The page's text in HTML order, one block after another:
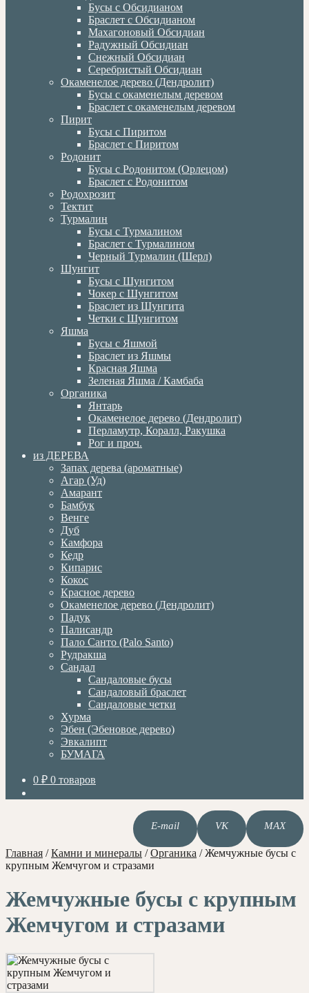
Бусы с Обсидианом
Браслет с Обсидианом
Махагоновый Обсидиан
Радужный Обсидиан
Снежный Обсидиан
Серебристый Обсидиан
Окаменелое дерево (Дендролит)
Бусы с окаменелым деревом
Браслет с окаменелым деревом
Пирит
Бусы с Пиритом
Браслет с Пиритом
Родонит
Бусы с Родонитом (Орлецом)
Браслет с Родонитом
Родохрозит
Тектит
Турмалин
Бусы с Турмалином
Браслет с Турмалином
Черный Турмалин (Шерл)
Шунгит
Бусы с Шунгитом
Чокер с Шунгитом
Браслет из Шунгита
Четки с Шунгитом
Яшма
Бусы с Яшмой
Браслет из Яшмы
Красная Яшма
Зеленая Яшма / Камбаба
Органика
Янтарь
Окаменелое дерево (Дендролит)
Перламутр, Коралл, Ракушка
Рог и проч.
из ДЕРЕВА
Запах дерева (ароматные)
Агар (Уд)
Амарант
Бамбук
Венге
Дуб
Камфора
Кедр
Кипарис
Кокос
Красное дерево
Окаменелое дерево (Дендролит)
Падук
Палисандр
Пало Санто (Palo Santo)
Рудракша
Сандал
Сандаловые бусы
Сандаловый браслет
Сандаловые четки
Хурма
Эбен (Эбеновое дерево)
Эвкалипт
БУМАГА
0 ₽ 0 товаров
E-mail VK MAX
Главная /Камни и минералы /Органика /Жемчужные бусы с
крупным Жемчугом и стразами
Жемчужные бусы с крупным
Жемчугом и стразами